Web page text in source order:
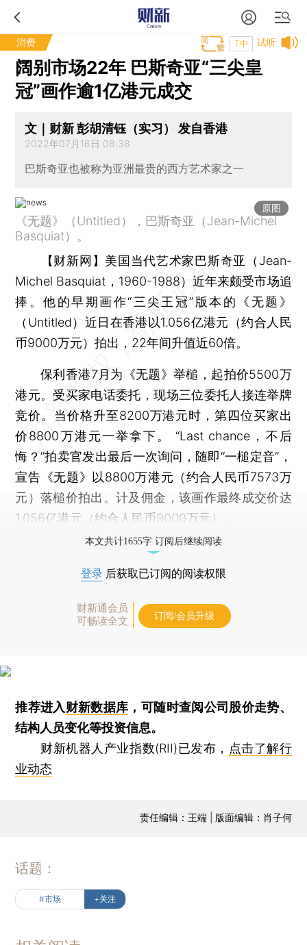
消费 试听
T中
阔别市场22年 巴斯奇亚“三尖皇
冠”画作逾1亿港元成交
文｜财新 彭胡清钰（实习） 发自香港
2022年07月16日 08:38
巴斯奇亚也被称为亚洲最贵的西方艺术家之一
原图
《无题》（Untitled），巴斯奇亚（Jean-Michel
Basquiat）。
【财新网】 美国当代艺术家巴斯奇亚（Jean-
Michel Basquiat，1960-1988）近年来颇受市场追
捧。他的早期画作“三尖王冠”版本的《无题》
（Untitled）近日在香港以1.056亿港元（约合人民
币9000万元）拍出，22年间升值近60倍。
保利香港7月为《无题》举槌，起拍价5500万
港元。受买家电话委托，现场三位委托人接连举牌
竞价。当价格升至8200万港元时，第四位买家出
价8800万港元一举拿下。 “Last chance，不后
悔？”拍卖官发出最后一次询问，随即“一槌定音”，
宣告《无题》以8800万港元（约合人民币7573万
元）落槌价拍出。计及佣金，该画作最终成交价达
1.056亿港元（约合人民币9000万元）。
本文共计1655字 订阅后继续阅读
登录 后获取已订阅的阅读权限
财新通会员
可畅读全文
订阅/会员升级
推荐进入财新数据库 ，可随时查阅公司股价走势、
结构人员变化等投资信息。
财新机器人产业指数(RII)已发布， 点击了解行
业动态
责任编辑：王端 | 版面编辑：肖子何
话题：
#市场 +关注